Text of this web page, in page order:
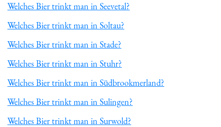
Welches Bier trinkt man in Seevetal?
Welches Bier trinkt man in Soltau?
Welches Bier trinkt man in Stade?
Welches Bier trinkt man in Stuhr?
Welches Bier trinkt man in Südbrookmerland?
Welches Bier trinkt man in Sulingen?
Welches Bier trinkt man in Surwold?